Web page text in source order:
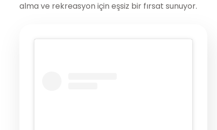
alma ve rekreasyon için eşsiz bir fırsat sunuyor.